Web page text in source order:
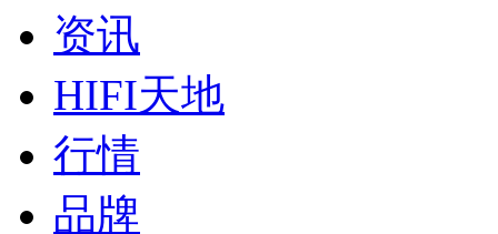
资讯
HIFI天地
行情
品牌